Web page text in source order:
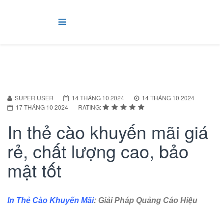
SUPER USER 14 THÁNG 10 2024
14 THÁNG 10 2024
17 THÁNG 10 2024
RATING:
In thẻ cào khuyến mãi giá
rẻ, chất lượng cao, bảo
mật tốt
In Thẻ Cào Khuyến Mãi: Giải Pháp Quảng Cáo Hiệu